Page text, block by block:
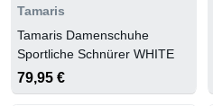
Tamaris
Tamaris Damenschuhe
Sportliche Schnürer WHITE
79,95 €